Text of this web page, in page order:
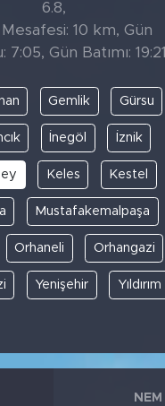
6.8,
10 km, Gün
7:05, Gün Batımı: 19:21
Gemlik Gürsu
İnegöl İznik
Keles Kestel
Mustafakemalpaşa
Orhaneli Orhangazi
Yenişehir Yıldırım
NEM